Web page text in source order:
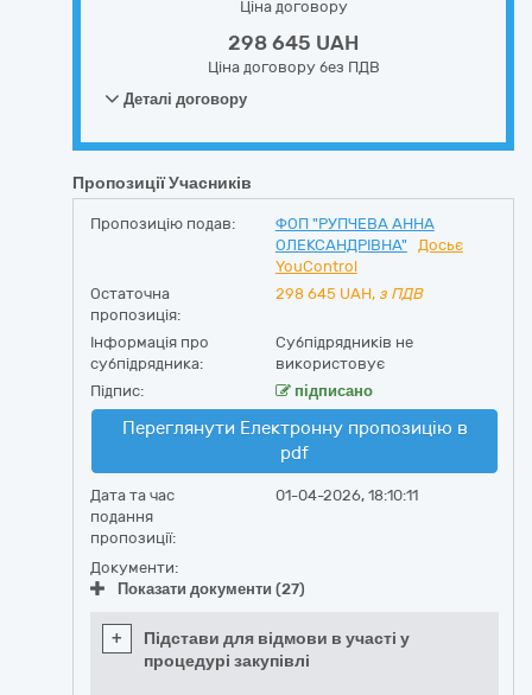
Ціна договору
298 645 UAH
Ціна договору без ПДВ
Деталі договору
Пропозиції Учасників
Пропозицію подав:
ФОП "РУПЧЕВА АННА
ОЛЕКСАНДРІВНА"
Досьє
YouControl
Остаточна
пропозиція:
298 645 UAH, з ПДВ
Інформація про
субпідрядника:
Субпідрядників не
використовує
Підпис:
підписано
Переглянути Електронну пропозицію в
pdf
Дата та час
подання
пропозиції:
01-04-2026, 18:10:11
Документи:
Показати документи (27)
+
Підстави для відмови в участі у
процедурі закупівлі